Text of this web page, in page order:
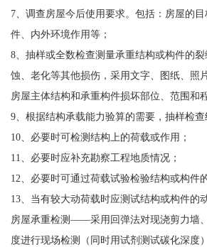
7、调查房屋今后使用要求。包括：房屋的
件、内外环境作用等；
8、抽样或全数检查测量承重结构或构件的
蚀、老化等其他损伤，采用文字、图纸、照
房屋主体结构和承重构件损坏部位、范围和
9、根据结构承载能力验算的需要，抽样检查
10、必要时可检测结构上的荷载或作用；
11、必要时应补充勘察工程地质情况；
12、必要时可通过荷载试验检验结构或构件
13、当有较大动荷载时应测试结构或构件的
房屋承重检测——采用回弹法对现浇剪力墙
度进行现场检测（同时用试剂测试碳化深度）